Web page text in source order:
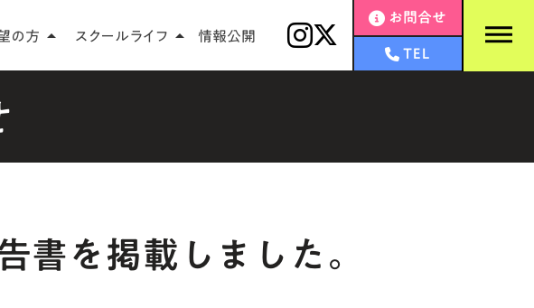
を掲載しました。
お問合せ
TEL
dehaze
の方 arrow_drop_up スクールライフ arrow_drop_up 情報公開